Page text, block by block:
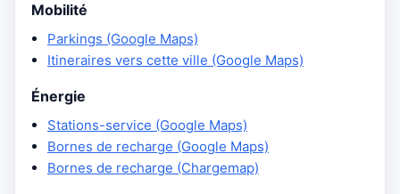
Mobilité
Parkings (Google Maps)
Itineraires vers cette ville (Google Maps)
Énergie
Stations-service (Google Maps)
Bornes de recharge (Google Maps)
Bornes de recharge (Chargemap)